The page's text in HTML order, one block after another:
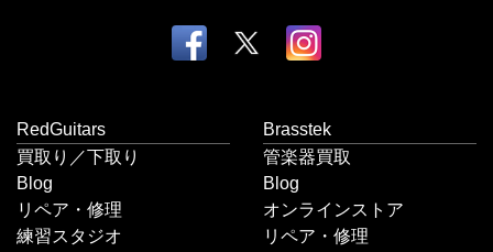
RedGuitars
買取り／下取り
Blog
リペア・修理
練習スタジオ
Brasstek
管楽器買取
Blog
オンラインストア
リペア・修理